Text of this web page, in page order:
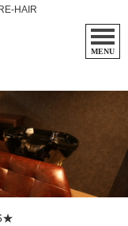
HAIR
MENU